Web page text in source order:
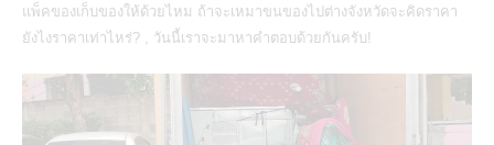
แพ็คของเก็บของให้ด้วยไหม ถ้าจะเหมาขนของไปต่างจังหวัดจะคิดราคา
ยังไงราคาเท่าไหร่? , วันนี้เราจะมาหาคำตอบด้วยกันครับ!